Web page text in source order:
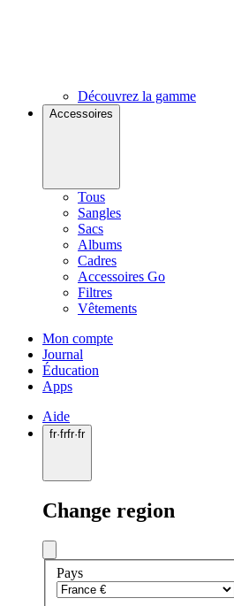
Découvrez la gamme
Accessoires
Tous
Sangles
Sacs
Albums
Cadres
Accessoires Go
Filtres
Vêtements
Mon compte
Journal
Éducation
Apps
Aide
fr·frfr·fr
Change region
Pays